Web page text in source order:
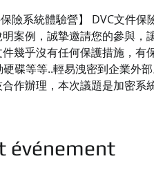
保險系統體驗營】 DVC文件
案例，誠摯邀請您的參與，
幾乎沒有任何保護措施，
碟等等..輕易洩密到企業外
作辦理，本次議題是加密系
événement